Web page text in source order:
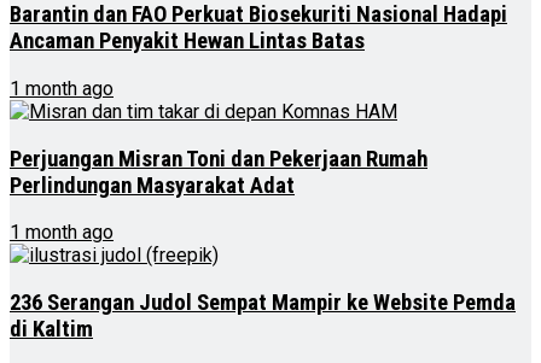
Barantin dan FAO Perkuat Biosekuriti Nasional Hadapi
Ancaman Penyakit Hewan Lintas Batas
1 month ago
Perjuangan Misran Toni dan Pekerjaan Rumah
Perlindungan Masyarakat Adat
1 month ago
236 Serangan Judol Sempat Mampir ke Website Pemda
di Kaltim